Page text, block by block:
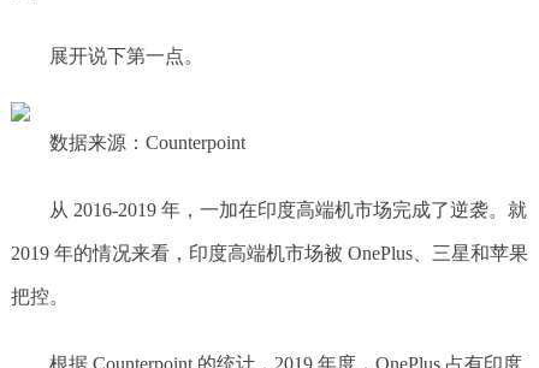
展开说下第一点。
数据来源：Counterpoint
从 2016-2019 年，一加在印度高端机市场完成了逆袭。就
2019 年的情况来看，印度高端机市场被 OnePlus、三星和苹果
把控。
根据 Counterpoint 的统计，2019 年度，OnePlus 占有印度